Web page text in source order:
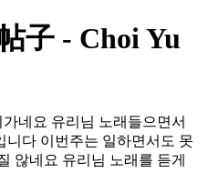
子 - Choi Yu
네요 유리님 노래들으면서
니다 이번주는 일하면서도 못
않네요 유리님 노래를 듣게